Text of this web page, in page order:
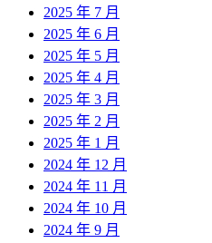
2025 年 7 月
2025 年 6 月
2025 年 5 月
2025 年 4 月
2025 年 3 月
2025 年 2 月
2025 年 1 月
2024 年 12 月
2024 年 11 月
2024 年 10 月
2024 年 9 月